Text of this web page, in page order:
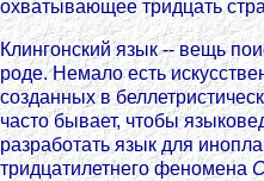
охватывающее тридцать
Клингонский язык -- вещь
роде. Немало есть
созданных в
часто бывает, чтобы
разработать язык для
тридцатилетнего феномена